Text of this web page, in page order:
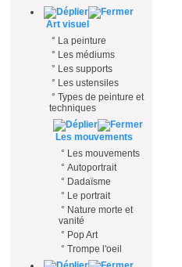
Art visuel
° La peinture
° Les médiums
° Les supports
° Les ustensiles
° Types de peinture et
techniques
Les mouvements
° Les mouvements
° Autoportrait
° Dadaïsme
° Le portrait
° Nature morte et
vanité
° Pop Art
° Trompe l'oeil